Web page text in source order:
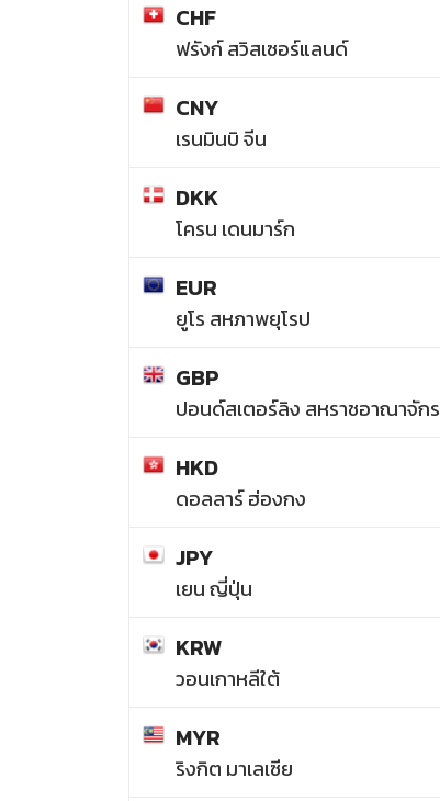
CHF
ฟรังก์ สวิสเซอร์แลนด์
CNY
เรนมินบิ จีน
DKK
โครน เดนมาร์ก
EUR
ยูโร สหภาพยุโรป
GBP
ปอนด์สเตอร์ลิง สหราชอาณาจักร
HKD
ดอลลาร์ ฮ่องกง
JPY
เยน ญี่ปุ่น
KRW
วอนเกาหลีใต้
MYR
ริงกิต มาเลเซีย